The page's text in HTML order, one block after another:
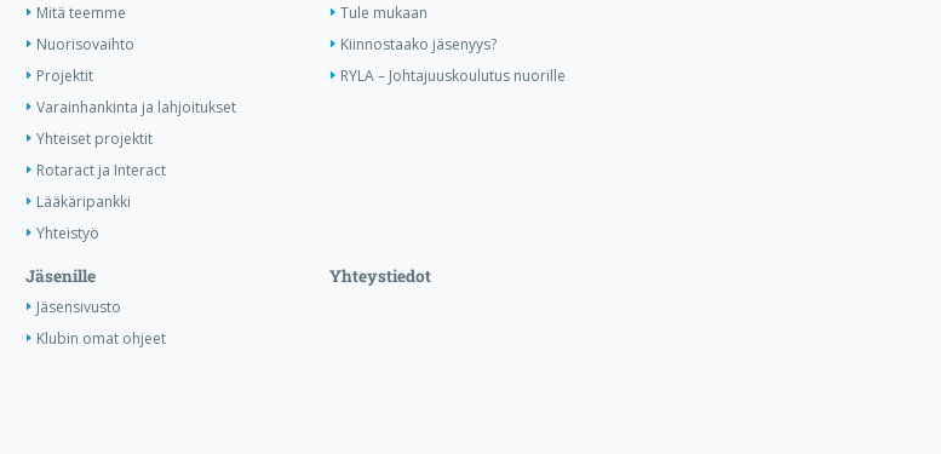
Mitä teemme
Nuorisovaihto
Projektit
Varainhankinta ja lahjoitukset
Yhteiset projektit
Rotaract ja Interact
Lääkäripankki
Yhteistyö
Tule mukaan
Kiinnostaako jäsenyys?
RYLA – Johtajuuskoulutus nuorille
Jäsenille
Jäsensivusto
Klubin omat ohjeet
Yhteystiedot